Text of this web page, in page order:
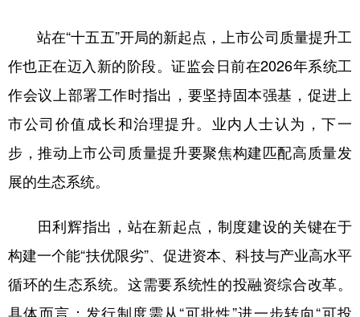
站在“十五五”开局的新起点，上市公司质量提升工
作也正在迈入新的阶段。证监会日前在2026年系统工
作会议上部署工作时指出，要坚持固本强基，促进上
市公司价值成长和治理提升。业内人士认为，下一
步，推动上市公司质量提升要聚焦构建匹配高质量发
展的生态系统。
田利辉指出，站在新起点，制度建设的关键在于
构建一个能“扶优限劣”、促进资本、科技与产业高水平
循环的生态系统。这需要系统性的投融资综合改革。
具体而言：发行制度需从“可批性”进一步转向“可投